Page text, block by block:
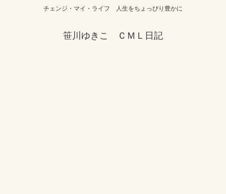
チェンジ・マイ・ライフ 人生をちょっぴり豊かに
笹川ゆきこ ＣＭＬ日記